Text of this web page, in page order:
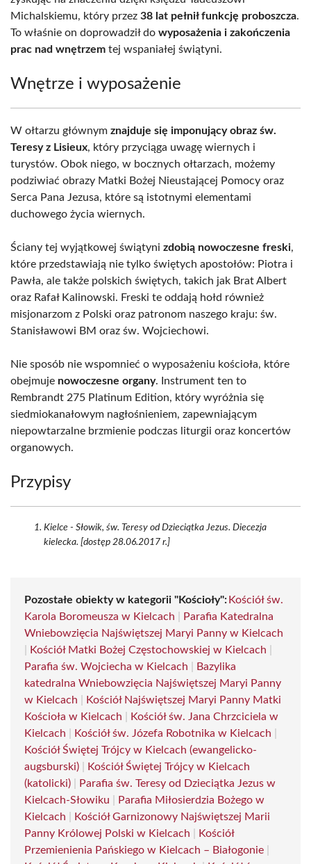
Michalskiemu, który przez 38 lat pełnił funkcję proboszcza.
To właśnie on doprowadził do wyposażenia i zakończenia
prac nad wnętrzem tej wspaniałej świątyni.
Wnętrze i wyposażenie
W ołtarzu głównym znajduje się imponujący obraz św.
Teresy z Lisieux, który przyciąga uwagę wiernych i
turystów. Obok niego, w bocznych ołtarzach, możemy
podziwiać obrazy Matki Bożej Nieustającej Pomocy oraz
Serca Pana Jezusa, które są istotnymi elementami
duchowego życia wiernych.
Ściany tej wyjątkowej świątyni zdobią nowoczesne freski,
które przedstawiają nie tylko świętych apostołów: Piotra i
Pawła, ale także polskich świętych, takich jak Brat Albert
oraz Rafał Kalinowski. Freski te oddają hołd również
misjonarzom z Polski oraz patronom naszego kraju: św.
Stanisławowi BM oraz św. Wojciechowi.
Nie sposób nie wspomnieć o wyposażeniu kościoła, które
obejmuje nowoczesne organy. Instrument ten to
Rembrandt 275 Platinum Edition, który wyróżnia się
siedmiokanałowym nagłośnieniem, zapewniającym
niepowtarzalne brzmienie podczas liturgii oraz koncertów
organowych.
Przypisy
Kielce - Słowik, św. Teresy od Dzieciątka Jezus. Diecezja
kielecka. [dostęp 28.06.2017 r.]
Pozostałe obiekty w kategorii "Kościoły": Kościół św.
Karola Boromeusza w Kielcach
Parafia Katedralna
Wniebowzięcia Najświętszej Maryi Panny w Kielcach
Kościół Matki Bożej Częstochowskiej w Kielcach
Parafia św. Wojciecha w Kielcach
Bazylika
katedralna Wniebowzięcia Najświętszej Maryi Panny
w Kielcach
Kościół Najświętszej Maryi Panny Matki
Kościoła w Kielcach
Kościół św. Jana Chrzciciela w
Kielcach
Kościół św. Józefa Robotnika w Kielcach
Kościół Świętej Trójcy w Kielcach (ewangelicko-
augsburski)
Kościół Świętej Trójcy w Kielcach
(katolicki)
Parafia św. Teresy od Dzieciątka Jezus w
Kielcach-Słowiku
Parafia Miłosierdzia Bożego w
Kielcach
Kościół Garnizonowy Najświętszej Marii
Panny Królowej Polski w Kielcach
Kościół
Przemienienia Pańskiego w Kielcach – Białogonie